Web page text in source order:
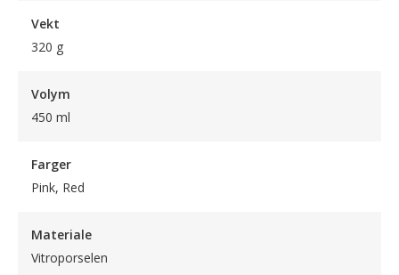
Vekt
320 g
Volym
450 ml
Farger
Pink, Red
Materiale
Vitroporselen